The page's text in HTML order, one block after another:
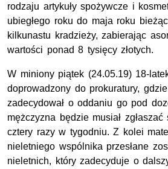
rodzaju artykuły spożywcze i
ubiegłego roku do maja roku
kilkunastu kradzieży, zabierając
wartości ponad 8 tysięcy złotych.
W miniony piątek (24.05.19) 18-
doprowadzony do prokuratury,
zadecydował o oddaniu go pod
mężczyzna będzie musiał
cztery razy w tygodniu. Z kolei
nieletniego wspólnika przesłane
nieletnich, który zadecyduje o